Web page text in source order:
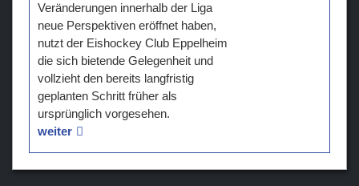
Verein
Sponsoren / Partner
Fanzone
Veränderungen innerhalb der Liga
neue Perspektiven eröffnet haben,
nutzt der Eishockey Club Eppelheim
die sich bietende Gelegenheit und
vollzieht den bereits langfristig
geplanten Schritt früher als
ursprünglich vorgesehen.
weiter